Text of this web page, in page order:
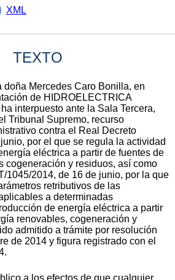
XML
TEXTO
doña Mercedes Caro Bonilla, en
de HIDROELECTRICA
interpuesto ante la Sala Tercera,
Tribunal Supremo, recurso
contra el Real Decreto
por el que se regula la actividad
eléctrica a partir de fuentes de
cogeneración y residuos, así como
1045/2014, de 16 de junio, por la que
retributivos de las
a determinadas
de energía eléctrica a partir
renovables, cogeneración y
admitido a trámite por resolución
de 2014 y figura registrado con el
a los efectos de que cualquier